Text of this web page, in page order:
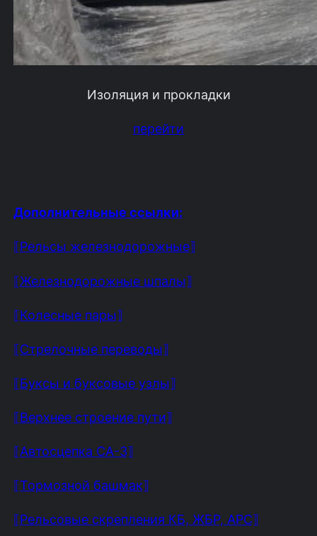
Изоляция и прокладки
перейти
Дополнительные ссылки:
⟦Рельсы железнодорожные⟧
⟦Железнодорожные шпалы⟧
⟦Колесные пары⟧
⟦Стрелочные переводы⟧
⟦Буксы и буксовые узлы⟧
⟦Верхнее строение пути⟧
⟦Автосцепка СА-3⟧
⟦Тормозной башмак⟧
⟦Рельсовые скрепления КБ, ЖБР, АРС⟧